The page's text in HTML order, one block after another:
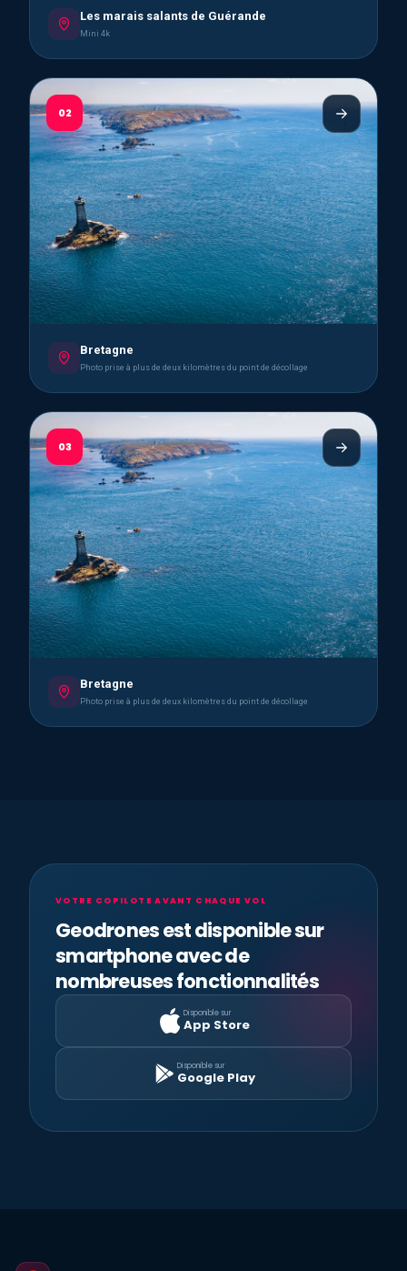
Les marais salants de Guérande
Mini 4k
02
Bretagne
Photo prise à plus de deux kilomètres du point de décollage
03
Bretagne
Photo prise à plus de deux kilomètres du point de décollage
VOTRE COPILOTE AVANT CHAQUE VOL
Geodrones est disponible sur
smartphone avec de
nombreuses fonctionnalités
Disponible sur
App Store
Disponible sur
Google Play